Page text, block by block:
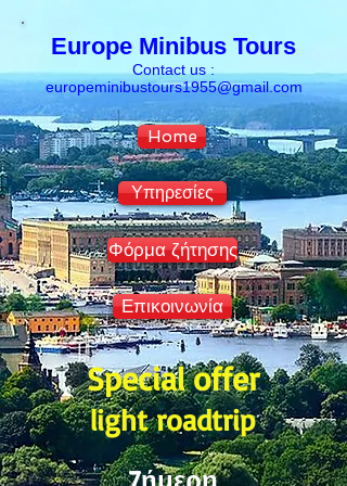
Europe Minibus Tours
Contact us :
europeminibustours1955@gmail.com
Home
Υπηρεσίες
Φόρμα ζήτησης
Επικοινωνία
Special offer
light roadtrip
7ήμερη